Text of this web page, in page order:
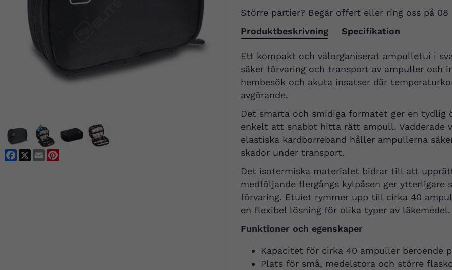
Facebook
X Email
Större partier? Begär offert eller ring oss på 08
Produktbeskrivning
Specifikation
Ett kompakt och välorganiserat ampulletui i
säker förvaring och transport av ampuller och
hembesök och akuta insatser där
avgörande.
Det smarta och smidiga formatet ger en
enkelt att snabbt hitta rätt ampull. Vadderade
elastiska kardborreband håller ampullerna
skador under transport.
Det isotermiska materialet bidrar till att
medföljande flergångs kylpåsen ger
förvaring. Etuiet rymmer upp till cirka 40
en flexibel lösning för olika typer av läkemedel.
Funktioner och egenskaper
Kapacitet för cirka 40 ampuller beroende
Plats för små, medelstora och större